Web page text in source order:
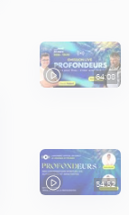
64:08
54:52